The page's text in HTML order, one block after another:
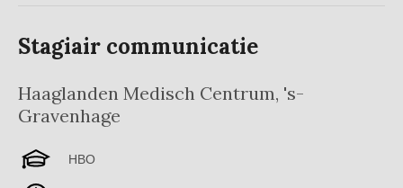
Stagiair communicatie
Haaglanden Medisch Centrum, 's-
Gravenhage
HBO